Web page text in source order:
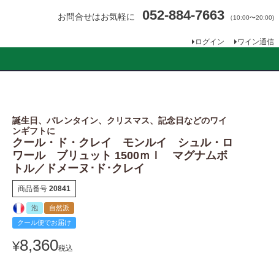
お問合せはお気軽に 052-884-7663 （10:00〜20:00)
ログイン ワイン通信
誕生日、バレンタイン、クリスマス、記念日などのワイ
ンギフトに
クール・ド・クレイ モンルイ シュル・ロ
ワール ブリュット 1500ｍｌ マグナムボ
トル／ドメーヌ･ド･クレイ
商品番号 20841
泡
自然派
クール便でお届け
¥8,360税込